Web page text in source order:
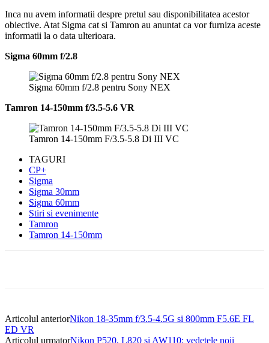
Inca nu avem informatii despre pretul sau disponibilitatea acestor
obiective. Atat Sigma cat si Tamron au anuntat ca vor furniza aceste
informatii la o data ulterioara.
Sigma 60mm f/2.8
Sigma 60mm f/2.8 pentru Sony NEX
Tamron 14-150mm f/3.5-5.6 VR
Tamron 14-150mm F/3.5-5.8 Di III VC
TAGURI
CP+
Sigma
Sigma 30mm
Sigma 60mm
Stiri si evenimente
Tamron
Tamron 14-150mm
Articolul anteriorNikon 18-35mm f/3.5-4.5G si 800mm F5.6E FL
ED VR
Articolul urmatorNikon P520, L820 si AW110: vedetele noii